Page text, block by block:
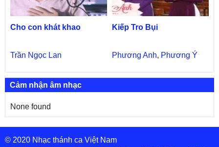
Cho con khát khao
Trần Ngọc Lan
Kiếp Tro Bụi
Phương Anh, Phương Ý
Cảm nhận âm nhạc
None found
© 2020 Nhạc thánh ca Việt Nam